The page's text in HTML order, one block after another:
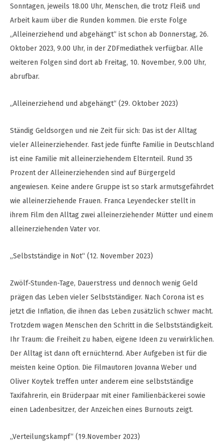
Sonntagen, jeweils 18.00 Uhr, Menschen, die trotz Fleiß und
Arbeit kaum über die Runden kommen. Die erste Folge
„Alleinerziehend und abgehängt“ ist schon ab Donnerstag, 26.
Oktober 2023, 9.00 Uhr, in der ZDFmediathek verfügbar. Alle
weiteren Folgen sind dort ab Freitag, 10. November, 9.00 Uhr,
abrufbar.
„Alleinerziehend und abgehängt“ (29. Oktober 2023)
Ständig Geldsorgen und nie Zeit für sich: Das ist der Alltag
vieler Alleinerziehender. Fast jede fünfte Familie in Deutschland
ist eine Familie mit alleinerziehendem Elternteil. Rund 35
Prozent der Alleinerziehenden sind auf Bürgergeld
angewiesen. Keine andere Gruppe ist so stark armutsgefährdet
wie alleinerziehende Frauen. Franca Leyendecker stellt in
ihrem Film den Alltag zwei alleinerziehender Mütter und einem
alleinerziehenden Vater vor.
„Selbstständige in Not“ (12. November 2023)
Zwölf-Stunden-Tage, Dauerstress und dennoch wenig Geld
prägen das Leben vieler Selbstständiger. Nach Corona ist es
jetzt die Inflation, die ihnen das Leben zusätzlich schwer macht.
Trotzdem wagen Menschen den Schritt in die Selbstständigkeit.
Ihr Traum: die Freiheit zu haben, eigene Ideen zu verwirklichen.
Der Alltag ist dann oft ernüchternd. Aber Aufgeben ist für die
meisten keine Option. Die Filmautoren Jovanna Weber und
Oliver Koytek treffen unter anderem eine selbstständige
Taxifahrerin, ein Brüderpaar mit einer Familienbäckerei sowie
einen Ladenbesitzer, der Anzeichen eines Burnouts zeigt.
„Verteilungskampf“ (19.November 2023)